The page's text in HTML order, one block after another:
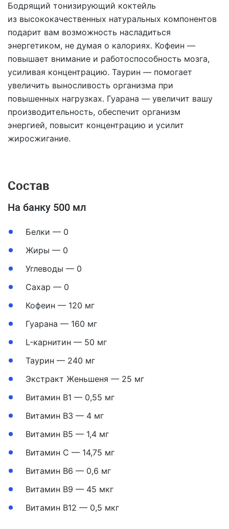
Бодрящий тонизирующий коктейль
из высококачественных натуральных компонентов
подарит вам возможность насладиться
энергетиком, не думая о калориях. Кофеин —
повышает внимание и работоспособность мозга,
усиливая концентрацию. Таурин — помогает
увеличить выносливость организма при
повышенных нагрузках. Гуарана — увеличит вашу
производительность, обеспечит организм
энергией, повысит концентрацию и усилит
жиросжигание.
Состав
На банку 500 мл
Белки — 0
Жиры — 0
Углеводы — 0
Сахар — 0
Кофеин — 120 мг
Гуарана — 160 мг
L-карнитин — 50 мг
Таурин — 240 мг
Экстракт Женьшеня — 25 мг
Витамин B1 — 0,55 мг
Витамин B3 — 4 мг
Витамин B5 — 1,4 мг
Витамин C — 14,75 мг
Витамин B6 — 0,6 мг
Витамин B9 — 45 мкг
Витамин B12 — 0,5 мкг